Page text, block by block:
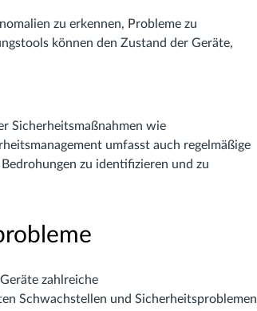
zu erkennen, Probleme zu
können den Zustand der Geräte,
Sicherheitsmaßnahmen wie
umfasst auch regelmäßige
zu identifizieren und zu
zahlreiche
Schwachstellen und Sicherheitsproblemen